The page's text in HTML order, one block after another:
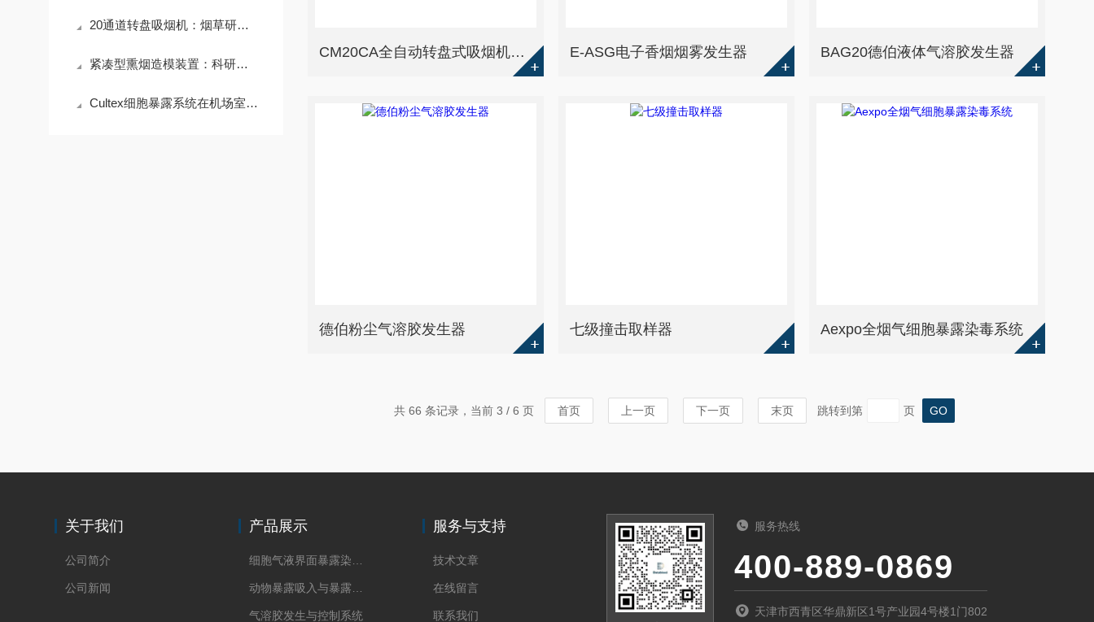
20通道转盘吸烟机：烟草研究的高效“数据采集器”
紧凑型熏烟造模装置：科研领域的精准熏烟小能手
Cultex细胞暴露系统在机场室内空气质量研究中的应用方法
CM20CA全自动转盘式吸烟机烟雾发生器 E-ASG电子香烟烟雾发生器 BAG20德伯液体气溶胶发生器
德伯粉尘气溶胶发生器 七级撞击取样器 Aexpo全烟气细胞暴露染毒系统
共 66 条记录，当前 3 / 6 页 首页 上一页 下一页 末页 跳转到第 页
关于我们
公司简介
公司新闻
产品展示
细胞气液界面暴露染毒系统
动物暴露吸入与暴露系统
气溶胶发生与控制系统
服务与支持
技术文章
在线留言
联系我们
服务热线
400-889-0869
天津市西青区华鼎新区1号产业园4号楼1门802